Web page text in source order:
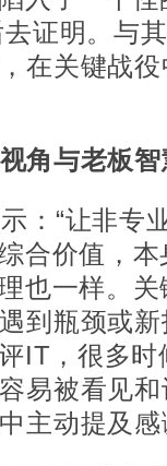
去证明。与
在关键战
角与老板
：“让非专
合价值，
也一样。
到瓶颈或
IT，很多
易被看见
主动提及